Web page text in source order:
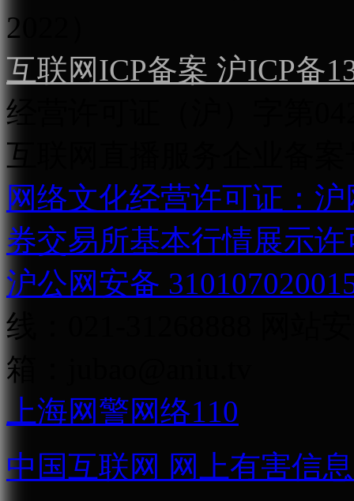
2022）
互联网ICP备案 沪ICP备
经营许可证（沪）字第
互联网直播服务企业备案
网络文化经营许可证：
券交易所基本行情展示许
沪公网安备
线：021-31268888
箱：
上海网警网络110
中国互联网 网上有害信